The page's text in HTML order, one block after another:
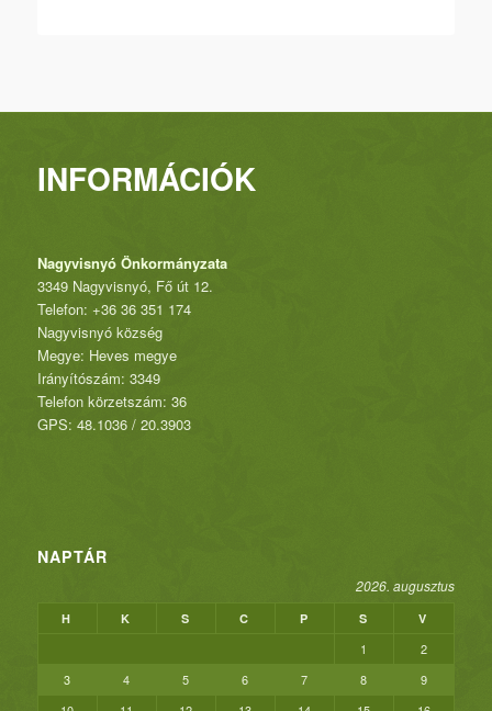
INFORMÁCIÓK
Nagyvisnyó Önkormányzata
3349 Nagyvisnyó, Fő út 12.
Telefon: +36 36 351 174
Nagyvisnyó község
Megye: Heves megye
Irányítószám: 3349
Telefon körzetszám: 36
GPS: 48.1036 / 20.3903
NAPTÁR
2026. augusztus
H K S C P S V
1
2
3
4 5 6 7 8
9